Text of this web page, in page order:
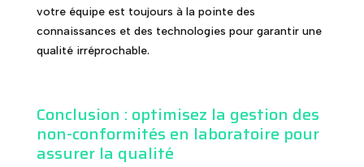
votre équipe est toujours à la pointe des
connaissances et des technologies pour garantir une
qualité irréprochable.
Conclusion : optimisez la gestion des
non-conformités en laboratoire pour
assurer la qualité